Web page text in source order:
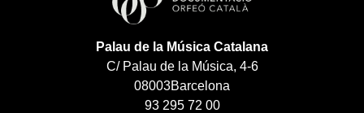
Palau de la Música Catalana
C/ Palau de la Música, 4-6
08003Barcelona
93 295 72 00